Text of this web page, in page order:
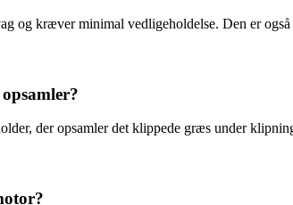
og kræver minimal vedligeholdelse. Den er
der opsamler det klippede græs under